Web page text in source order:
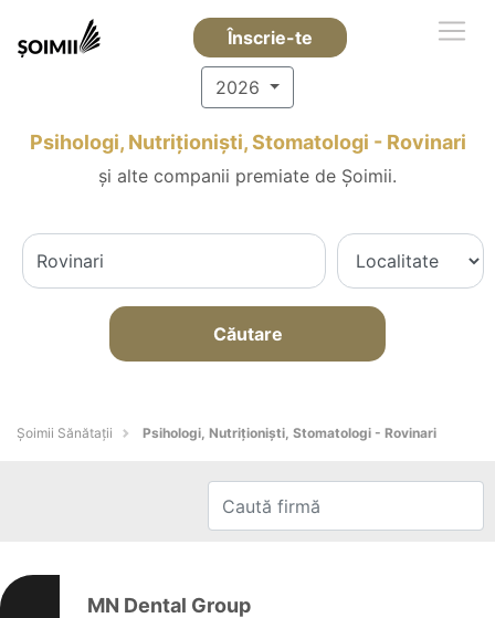
Înscrie-te
2026
Psihologi, Nutriționiști, Stomatologi - Rovinari
și alte companii premiate de Șoimii.
Căutare
Şoimii Sănătații Psihologi, Nutriționiști, Stomatologi - Rovinari
MN Dental Group